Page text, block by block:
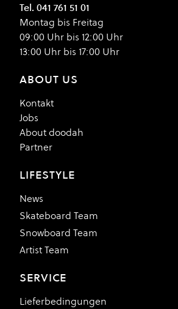
Tel. 041 761 51 01
Montag bis Freitag
09:00 Uhr bis 12:00 Uhr
13:00 Uhr bis 17:00 Uhr
ABOUT US
Kontakt
Jobs
About doodah
Partner
LIFESTYLE
News
Skateboard Team
Snowboard Team
Artist Team
SERVICE
Lieferbedingungen